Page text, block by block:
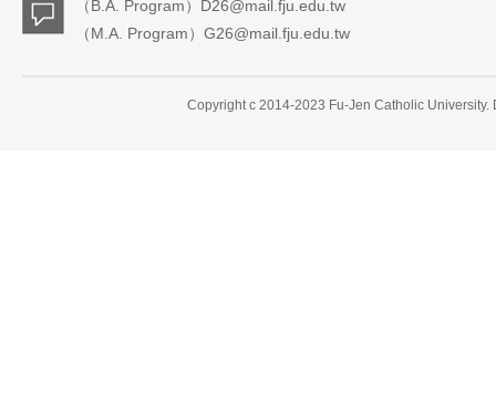
（B.A. Program）D26@mail.fju.edu.tw
（M.A. Program）G26@mail.fju.edu.tw
Copyright c 2014-2023 Fu-Jen Catholic